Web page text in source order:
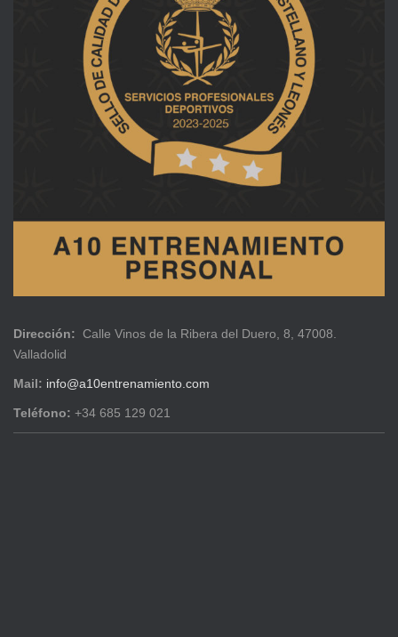
Dirección: Calle Vinos de la Ribera del Duero, 8, 47008.
Valladolid
Mail: info@a10entrenamiento.com
Teléfono: +34 685 129 021